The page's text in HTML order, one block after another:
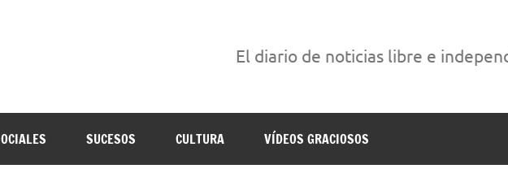
El diario de noticias libre e
SUCESOS CULTURA VÍDEOS GRACIOSOS